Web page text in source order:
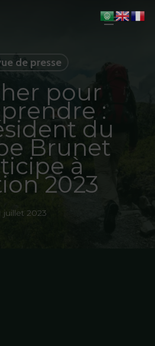
Menu
de presse
pour
:
du
Brunet
à
2023
juillet 2023